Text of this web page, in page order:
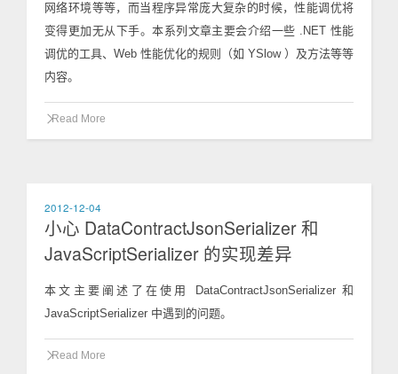
网络环境等等，而当程序异常庞大复杂的时候，性能调优将
变得更加无从下手。本系列文章主要会介绍一些 .NET 性能
调优的工具、Web 性能优化的规则（如 YSlow ）及方法等等
内容。
Read More
2012-12-04
小心 DataContractJsonSerializer 和
JavaScriptSerializer 的实现差异
本文主要阐述了在使用 DataContractJsonSerializer 和
JavaScriptSerializer 中遇到的问题。
Read More